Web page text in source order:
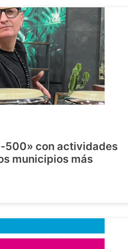
500» con actividades
municipios más